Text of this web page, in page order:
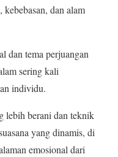
dan alam
dan tema perjuangan
sering kali
individu.
lebih berani dan teknik
yang dinamis, di
emosional dari